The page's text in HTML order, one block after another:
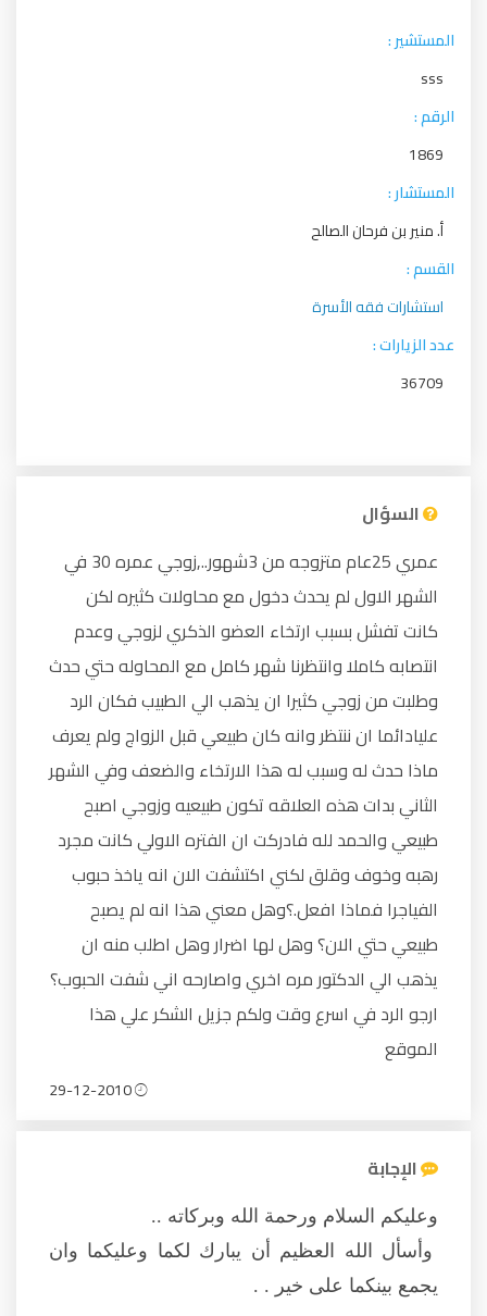
المستشير :
sss
الرقم :
1869
المستشار :
أ. منير بن فرحان الصالح
القسم :
استشارات فقه الأسرة
عدد الزيارات :
36709
السؤال
عمري 25عام متزوجه من 3شهور..,زوجي عمره 30 في
الشهر الاول لم يحدث دخول مع محاولات كثيره لكن
كانت تفشل بسبب ارتخاء العضو الذكري لزوجي وعدم
انتصابه كاملا وانتظرنا شهر كامل مع المحاوله حتي حدث
وطلبت من زوجي كثيرا ان يذهب الي الطبيب فكان الرد
عليادائما ان ننتظر وانه كان طبيعي قبل الزواج ولم يعرف
ماذا حدث له وسبب له هذا الارتخاء والضعف وفي الشهر
الثاني بدات هذه العلاقه تكون طبيعيه وزوجي اصبح
طبيعي والحمد لله فادركت ان الفتره الاولي كانت مجرد
رهبه وخوف وقلق لكني اكتشفت الان انه ياخذ حبوب
الفياجرا فماذا افعل.؟وهل معني هذا انه لم يصبح
طبيعي حتي الان؟ وهل لها اضرار وهل اطلب منه ان
يذهب الي الدكتور مره اخري واصارحه اني شفت الحبوب؟
ارجو الرد في اسرع وقت ولكم جزيل الشكر علي هذا
الموقع
الإجابة
وعليكم السلام ورحمة الله وبركاته ..
وأسأل الله العظيم أن يبارك لكما وعليكما وان
يجمع بينكما على خير . .